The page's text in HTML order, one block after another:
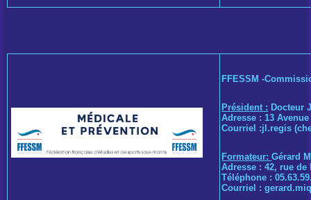
FFESSM -
Président : Docteur
Adresse : 13
Courriel :jl.regis
Formateur:Gérard
Adresse : 42, rue de
Téléphone :
Courriel :